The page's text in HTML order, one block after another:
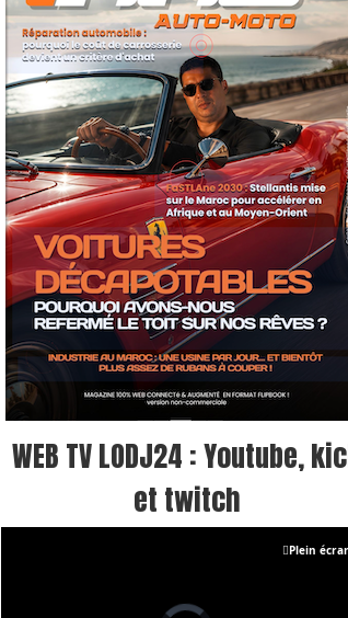
WEB TV LODJ24 : Youtube,
et twitch
Plein